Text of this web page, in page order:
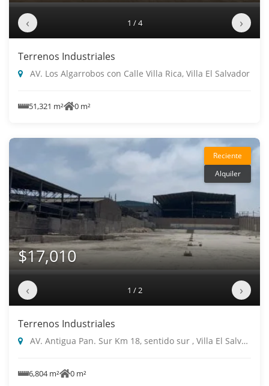
‹ 1 / 4 ›
Terrenos Industriales
AV. Los Algarrobos con Calle Villa Rica, Villa El Salvador
51,321 m² 0 m²
Reciente
Alquiler
$17,010
‹ 1 / 2 ›
Terrenos Industriales
AV. Antigua Pan. Sur Km 18, sentido sur , Villa El Salvador
6,804 m² 0 m²